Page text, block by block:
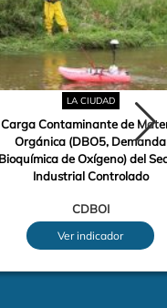
LA CIUDAD
Carga Contaminante de
Orgánica (DBO5, Demanda
Bioquímica de Oxígeno) del
Industrial Controlado
CDBOI
Ver indicador